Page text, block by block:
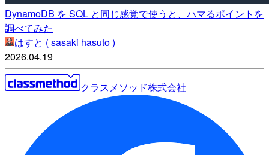
DynamoDB を SQL と同じ感覚で使うと、ハマるポイントを
調べてみた
はすと ( sasaki hasuto )
2026.04.19
クラスメソッド株式会社